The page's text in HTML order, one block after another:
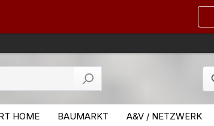
HOME BAUMARKT A&V / NETZWERK